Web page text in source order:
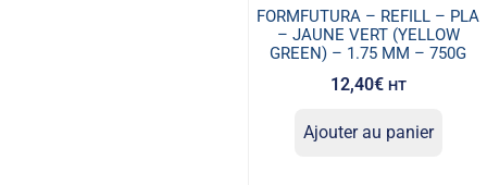
FORMFUTURA – REFILL – PLA
– JAUNE VERT (YELLOW
GREEN) – 1.75 MM – 750G
12,40€ HT
Ajouter au panier